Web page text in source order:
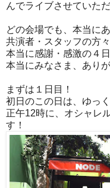
んでライブさせていた
どの会場でも、本当に
共演者・スタッフの方々
本当に感謝・感激の４日
本当にみなさま、あり
まずは１日目！
初日のこの日は、ゆっ
正午12時に、オシャレ
す！